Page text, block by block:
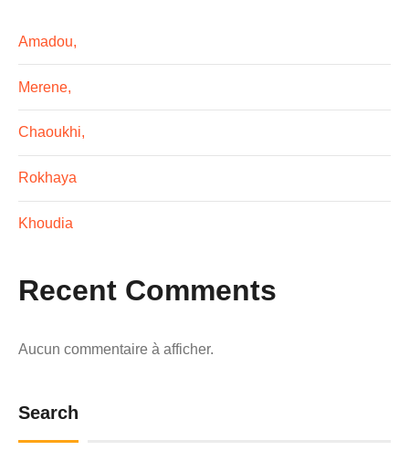
Amadou,
Merene,
Chaoukhi,
Rokhaya
Khoudia
Recent Comments
Aucun commentaire à afficher.
Search